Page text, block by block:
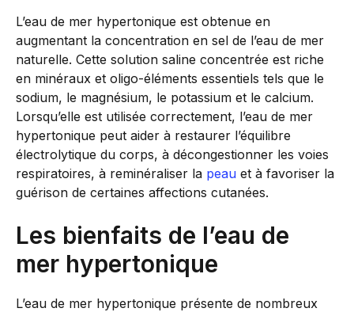
L’eau de mer hypertonique est obtenue en
augmentant la concentration en sel de l’eau de mer
naturelle. Cette solution saline concentrée est riche
en minéraux et oligo-éléments essentiels tels que le
sodium, le magnésium, le potassium et le calcium.
Lorsqu’elle est utilisée correctement, l’eau de mer
hypertonique peut aider à restaurer l’équilibre
électrolytique du corps, à décongestionner les voies
respiratoires, à reminéraliser la peau et à favoriser la
guérison de certaines affections cutanées.
Les bienfaits de l’eau de
mer hypertonique
L’eau de mer hypertonique présente de nombreux